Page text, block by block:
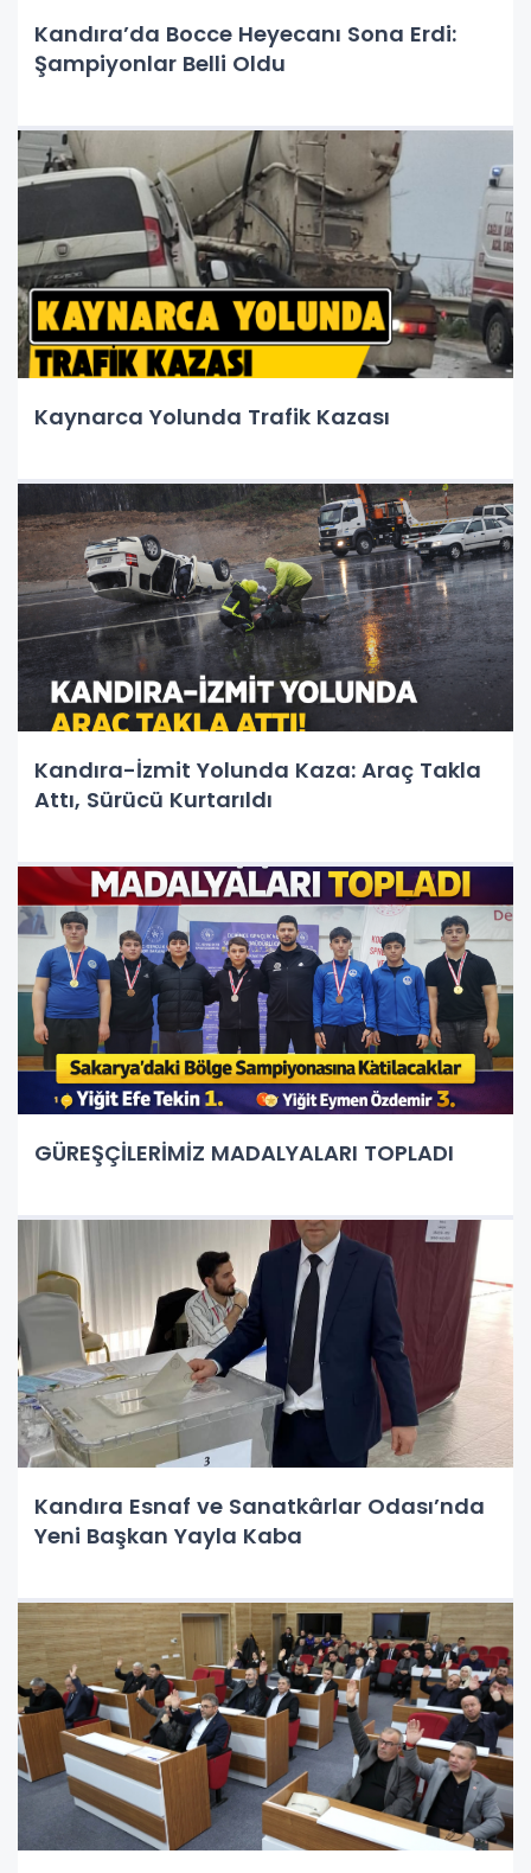
Kandıra’da Bocce Heyecanı Sona Erdi:
Şampiyonlar Belli Oldu
Kaynarca Yolunda Trafik Kazası
Kandıra-İzmit Yolunda Kaza: Araç Takla
Attı, Sürücü Kurtarıldı
GÜREŞÇİLERİMİZ MADALYALARI TOPLADI
Kandıra Esnaf ve Sanatkârlar Odası’nda
Yeni Başkan Yayla Kaba